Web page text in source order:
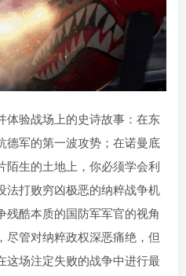
体验战场上的史诗故事：在东
德军的第一波攻势；在诺曼底
陌生的土地上，你必须学会利
法打败穷凶极恶的纳粹战争机
酷本质的国防军军官的视角
尽管对纳粹政权深恶痛绝，但
这场注定失败的战争中进行最